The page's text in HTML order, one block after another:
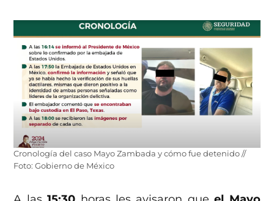
Cronología del caso Mayo Zambada y cómo fue detenido //
Foto: Gobierno de México